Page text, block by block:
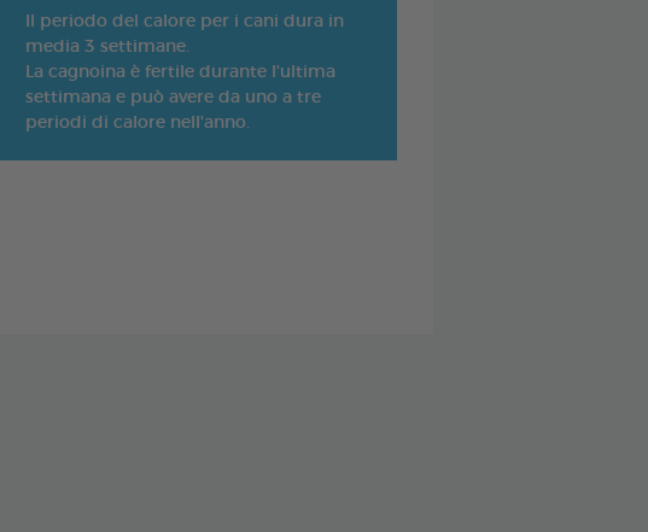
Il periodo del calore per i cani dura in
media 3 settimane.
La cagnoina è fertile durante l'ultima
settimana e può avere da uno a tre
periodi di calore nell'anno.